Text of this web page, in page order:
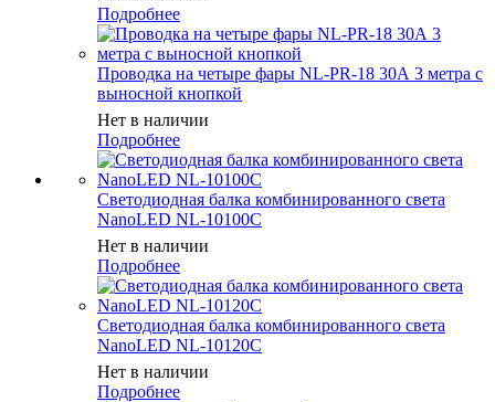
Подробнее
Проводка на четыре фары NL-PR-18 30А 3 метра с
выносной кнопкой
Нет в наличии
Подробнее
Светодиодная балка комбинированного света
NanoLED NL-10100C
Нет в наличии
Подробнее
Светодиодная балка комбинированного света
NanoLED NL-10120С
Нет в наличии
Подробнее